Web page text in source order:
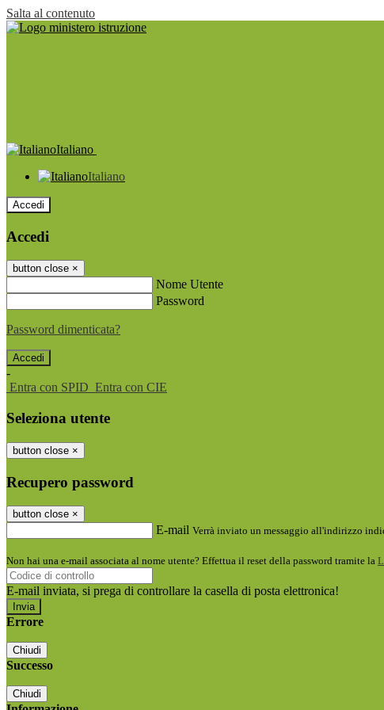
Salta al contenuto
Italiano
Italiano
Accedi
Accedi
button close ×
Nome Utente
Password
Password dimenticata?
-
Entra con SPID Entra con CIE
Seleziona utente
button close ×
Recupero password
button close ×
E-mail Verrà inviato un messaggio all'indirizzo
Non hai una e-mail associata al nome utente? Effettua il reset della password tramite la
E-mail inviata, si prega di controllare la casella di posta elettronica!
Errore
Chiudi
Successo
Chiudi